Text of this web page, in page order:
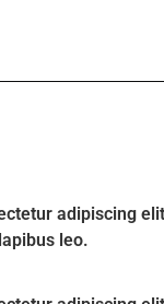
adipiscing
leo.